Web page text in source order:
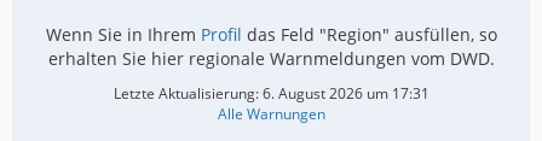
Wenn Sie in Ihrem Profil das Feld "Region" ausfüllen, so
erhalten Sie hier regionale Warnmeldungen vom DWD.
Letzte Aktualisierung:6. August 2026 um 17:31
Alle Warnungen